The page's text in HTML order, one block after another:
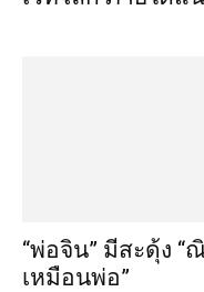
“พ่อจิน” มีสะดุ้ง
เหมือนพ่อ”